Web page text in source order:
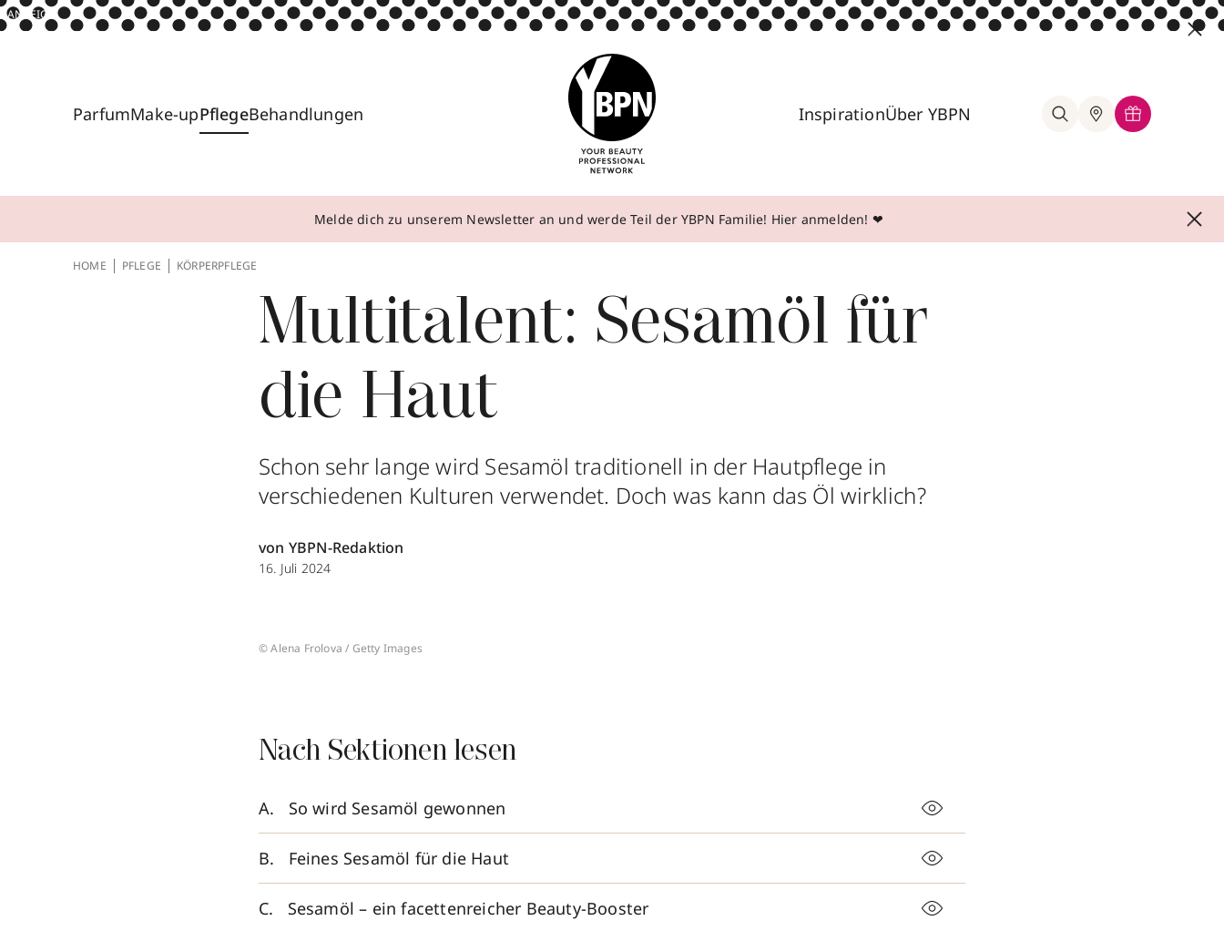
ANZEIGE
ParfumMake-upPflegeBehandlungen InspirationÜber YBPN
Melde dich zu unserem Newsletter an und werde Teil der YBPN Familie! Hier anmelden! ❤
HOME PFLEGE KÖRPERPFLEGE
Multitalent: Sesamöl für
die Haut
Schon sehr lange wird Sesamöl traditionell in der Hautpflege in
verschiedenen Kulturen verwendet. Doch was kann das Öl wirklich?
von YBPN-Redaktion
16. Juli 2024
© Alena Frolova / Getty Images
Nach Sektionen lesen
So wird Sesamöl gewonnen
Feines Sesamöl für die Haut
Sesamöl – ein facettenreicher Beauty-Booster